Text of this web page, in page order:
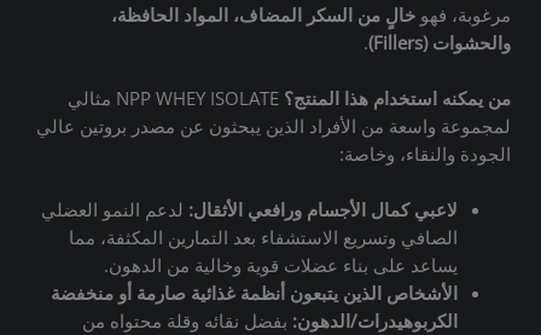
مرغوبة، فهو خالٍ من السكر المضاف، المواد الحافظة،
والحشوات (Fillers)
.
من يمكنه استخدام هذا المنتج؟
NPP WHEY ISOLATE مثالي
لمجموعة واسعة من الأفراد الذين يبحثون عن مصدر بروتين عالي
الجودة والنقاء، وخاصة:
لاعبي كمال الأجسام ورافعي الأثقال: لدعم النمو العضلي
الصافي وتسريع الاستشفاء بعد التمارين المكثفة، مما
يساعد على بناء عضلات قوية وخالية من الدهون.
الأشخاص الذين يتبعون أنظمة غذائية صارمة أو منخفضة
الكربوهيدرات/الدهون: بفضل نقائه وقلة محتواه من